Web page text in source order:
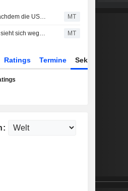
Singapur-Aktien im Minus, nachdem die US-Notenbank die Zinsen unverändert lässt MT
Singtels australische Tochter sieht sich wegen Verstößen bei Notrufen mit Gerichtsverfahren konfrontiert MT
Ratings Termine Sektor